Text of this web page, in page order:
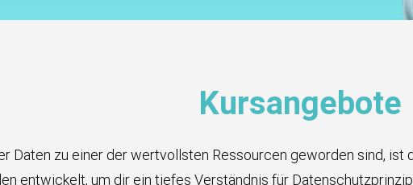
Kursangebote
Daten zu einer der wertvollsten Ressourcen geworden sind,
entwickelt, um dir ein tiefes Verständnis für